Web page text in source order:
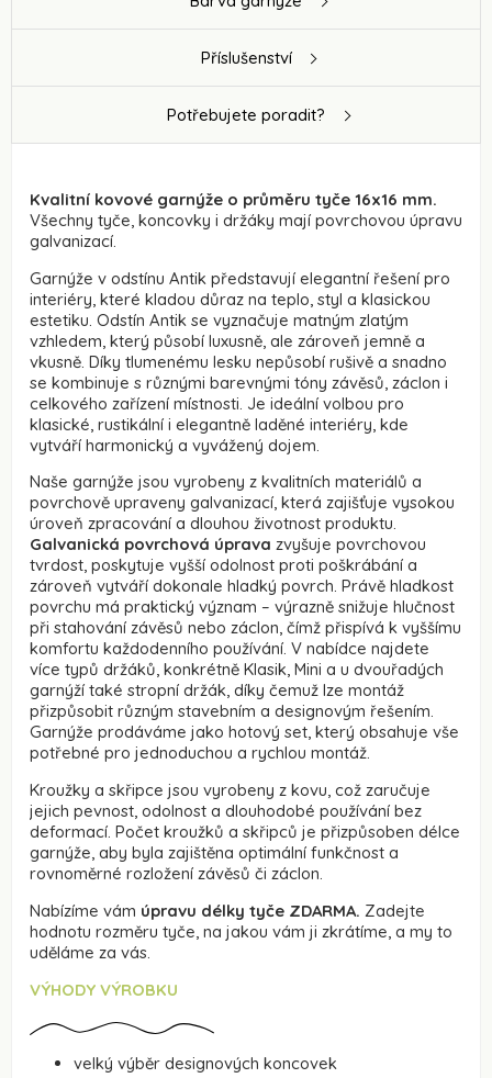
Příslušenství
Potřebujete poradit?
Kvalitní kovové garnýže o průměru tyče 16x16 mm.
Všechny tyče, koncovky i držáky mají povrchovou úpravu
galvanizací.
Garnýže v odstínu Antik představují elegantní řešení pro
interiéry, které kladou důraz na teplo, styl a klasickou
estetiku. Odstín Antik se vyznačuje matným zlatým
vzhledem, který působí luxusně, ale zároveň jemně a
vkusně. Díky tlumenému lesku nepůsobí rušivě a snadno
se kombinuje s různými barevnými tóny závěsů, záclon i
celkového zařízení místnosti. Je ideální volbou pro
klasické, rustikální i elegantně laděné interiéry, kde
vytváří harmonický a vyvážený dojem.
Naše garnýže jsou vyrobeny z kvalitních materiálů a
povrchově upraveny galvanizací, která zajišťuje vysokou
úroveň zpracování a dlouhou životnost produktu.
Galvanická povrchová úprava zvyšuje povrchovou
tvrdost, poskytuje vyšší odolnost proti poškrábání a
zároveň vytváří dokonale hladký povrch. Právě hladkost
povrchu má praktický význam – výrazně snižuje hlučnost
při stahování závěsů nebo záclon, čímž přispívá k vyššímu
komfortu každodenního používání. V nabídce najdete
více typů držáků, konkrétně Klasik, Mini a u dvouřadých
garnýží také stropní držák, díky čemuž lze montáž
přizpůsobit různým stavebním a designovým řešením.
Garnýže prodáváme jako hotový set, který obsahuje vše
potřebné pro jednoduchou a rychlou montáž.
Kroužky a skřipce jsou vyrobeny z kovu, což zaručuje
jejich pevnost, odolnost a dlouhodobé používání bez
deformací. Počet kroužků a skřipců je přizpůsoben délce
garnýže, aby byla zajištěna optimální funkčnost a
rovnoměrné rozložení závěsů či záclon.
Nabízíme vám úpravu délky tyče ZDARMA. Zadejte
hodnotu rozměru tyče, na jakou vám ji zkrátíme, a my to
uděláme za vás.
VÝHODY VÝROBKU
velký výběr designových koncovek